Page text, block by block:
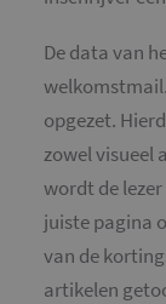
De data van
opgezet.
zowel visueel
wordt de
juiste pagina
van de
artikelen